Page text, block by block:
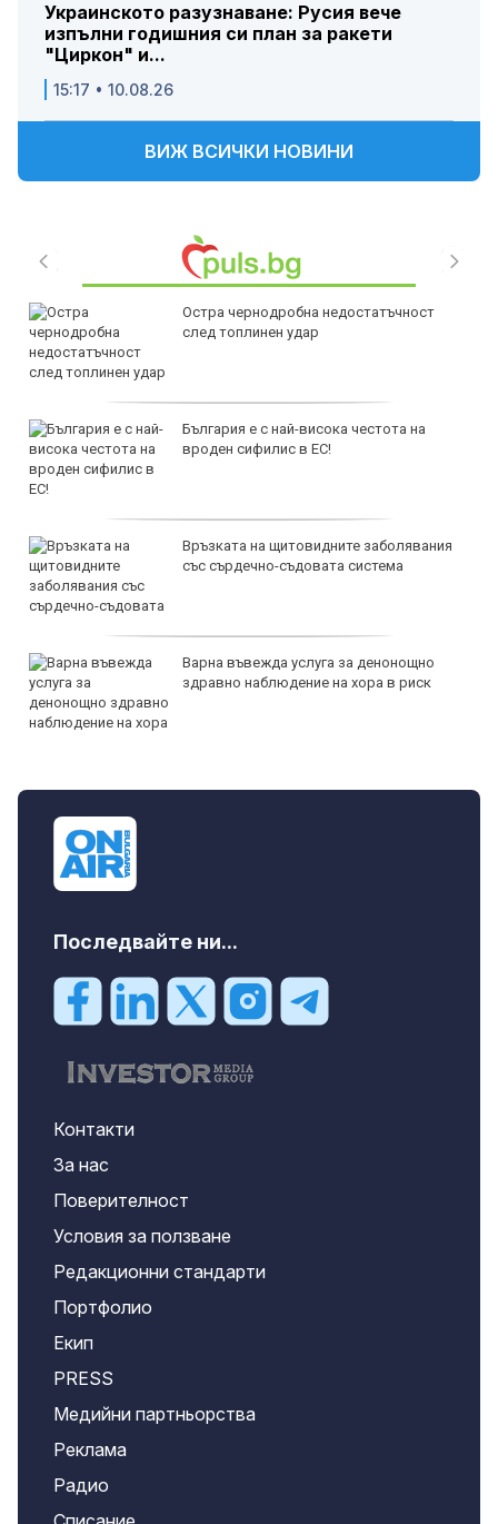
Украинското разузнаване: Русия вече
изпълни годишния си план за ракети
"Циркон" и...
15:17 • 10.08.26
ВИЖ ВСИЧКИ НОВИНИ
Остра чернодробна недостатъчност
след топлинен удар
България е с най-висока честота на
вроден сифилис в ЕС!
Връзката на щитовидните заболявания
със сърдечно-съдовата система
Варна въвежда услуга за денонощно
здравно наблюдение на хора в риск
Последвайте ни...
Контакти
За нас
Поверителност
Условия за ползване
Редакционни стандарти
Портфолио
Екип
PRESS
Медийни партньорства
Реклама
Радио